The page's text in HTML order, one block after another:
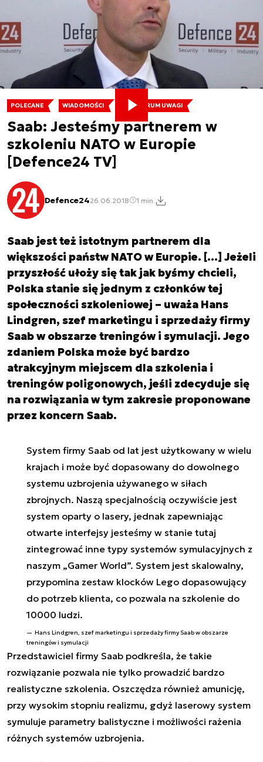
POLECANE WIADOMOŚCI W CENTRUM UWAGI
Saab: Jesteśmy partnerem w
szkoleniu NATO w Europie
[Defence24 TV]
Defence2426.06.2018 1 min.
Saab jest też istotnym partnerem dla
większości państw NATO w Europie. […] Jeżeli
przyszłość ułoży się tak jak byśmy chcieli,
Polska stanie się jednym z członków tej
społeczności szkoleniowej – uważa Hans
Lindgren, szef marketingu i sprzedaży firmy
Saab w obszarze treningów i symulacji. Jego
zdaniem Polska może być bardzo
atrakcyjnym miejscem dla szkolenia i
treningów poligonowych, jeśli zdecyduje się
na rozwiązania w tym zakresie proponowane
przez koncern Saab.
System firmy Saab od lat jest użytkowany w wielu
krajach i może być dopasowany do dowolnego
systemu uzbrojenia używanego w siłach
zbrojnych. Naszą specjalnością oczywiście jest
system oparty o lasery, jednak zapewniając
otwarte interfejsy jesteśmy w stanie tutaj
zintegrować inne typy systemów symulacyjnych z
naszym „Gamer World”. System jest skalowalny,
przypomina zestaw klocków Lego dopasowujący
do potrzeb klienta, co pozwala na szkolenie do
10000 ludzi.
Hans Lindgren, szef marketingu i sprzedaży firmy Saab w obszarze
treningów i symulacji
Przedstawiciel firmy Saab podkreśla, że takie
rozwiązanie pozwala nie tylko prowadzić bardzo
realistyczne szkolenia. Oszczędza również amunicję,
przy wysokim stopniu realizmu, gdyż laserowy system
symuluje parametry balistyczne i możliwości rażenia
różnych systemów uzbrojenia.